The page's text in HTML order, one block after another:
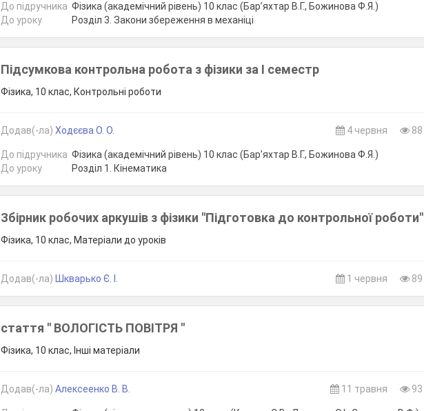
До підручника Фізика (академічний рівень) 10 клас (Бар’яхтар В.Г., Божинова Ф.Я.)
До уроку
Розділ 3. Закони збереження в механіці
Підсумкова контрольна робота з фізики за І семестр
Фізика, 10 клас, Контрольні роботи
Додав(-ла)Ходєєва О. О. 4 червня 88
До підручника Фізика (академічний рівень) 10 клас (Бар’яхтар В.Г., Божинова Ф.Я.)
До уроку
Розділ 1. Кінематика
Збірник робочих аркушів з фізики "Підготовка до контрольної роботи"
Фізика, 10 клас, Матеріали до уроків
Додав(-ла) Шкварько Є. І. 1 червня 89
стаття '' ВОЛОГІСТЬ ПОВІТРЯ ''
Фізика, 10 клас, Інші матеріали
Додав(-ла)Алексеенко В. В. 11 травня 93